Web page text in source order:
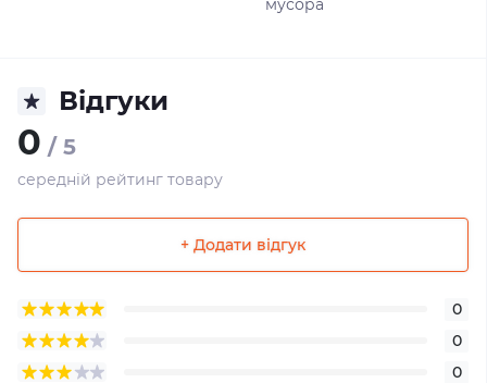
мусора
Відгуки
0 / 5
середній рейтинг товару
+ Додати відгук
0
0
0